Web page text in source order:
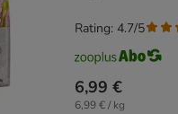
6,99 €
6,99 € / kg
Rating: 4.7/5